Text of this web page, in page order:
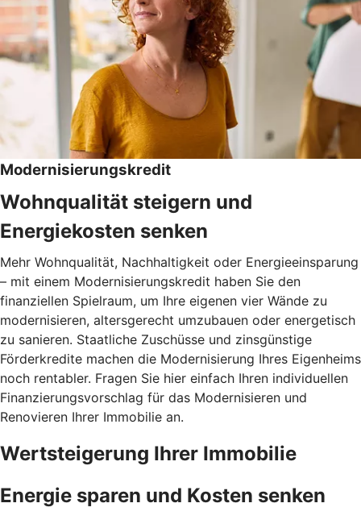
Modernisierungskredit
Wohnqualität steigern und
Energiekosten senken
Mehr Wohnqualität, Nachhaltigkeit oder Energieeinsparung
– mit einem Modernisierungskredit haben Sie den
finanziellen Spielraum, um Ihre eigenen vier Wände zu
modernisieren, altersgerecht umzubauen oder energetisch
zu sanieren. Staatliche Zuschüsse und zinsgünstige
Förderkredite machen die Modernisierung Ihres Eigenheims
noch rentabler. Fragen Sie hier einfach Ihren individuellen
Finanzierungsvorschlag für das Modernisieren und
Renovieren Ihrer Immobilie an.
Wertsteigerung Ihrer Immobilie
Energie sparen und Kosten senken